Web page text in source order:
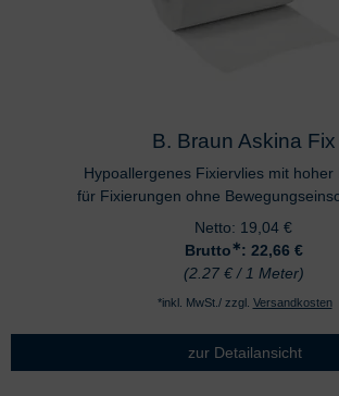
B. Braun Askina Fix
Hypoallergenes Fixiervlies mit hoher
für Fixierungen ohne
Netto: 19,04 €
Brutto∗: 22,66 €
(2.27 € / 1 Meter)
*inkl. MwSt./ zzgl. Versandkosten
zur Detailansicht